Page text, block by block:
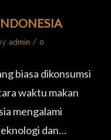
admin / 0
biasa dikonsumsi
waktu makan
mengalami
dan…